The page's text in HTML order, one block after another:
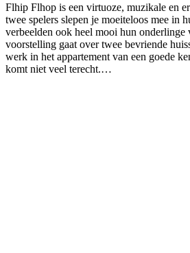
Flhip Flhop is een virtuoze, muzikale en
twee spelers slepen je moeiteloos mee in
verbeelden ook heel mooi hun onderlinge
voorstelling gaat over twee bevriende
werk in het appartement van een goede
komt niet veel terecht.…